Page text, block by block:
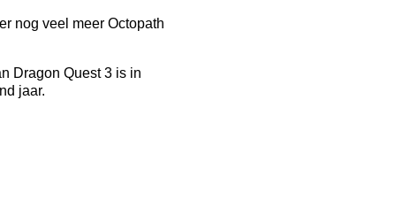
nog veel meer Octopath
Dragon Quest 3 is in
jaar.